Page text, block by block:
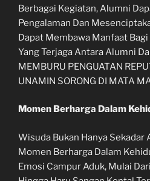
Berbagai Kegiatan, Alumni
Pengalaman Dan
Dapat Membawa Manfaat
Yang Terjaga Antara Alumni
MEMBURU PENGUATAN
UNAMIN SORONG DI MATA
Momen Berharga Dalam
Wisuda Bukan Hanya Sekadar
Momen Berharga Dalam
Emosi Campur Aduk, Mulai